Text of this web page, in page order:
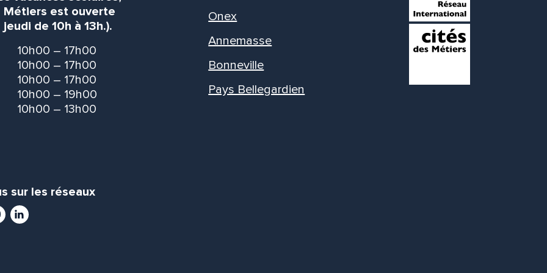
Métiers est ouverte
de 10h à 13h.).
10h00 – 17h00
10h00 – 17h00
10h00 – 17h00
10h00 – 19h00
10h00 – 13h00
sur les réseaux
LinkedIn
Onex
Annemasse
Bonneville
Pays Bellegardien